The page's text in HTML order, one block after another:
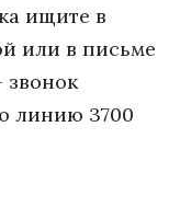
ищите в
или в письме
линию 3700